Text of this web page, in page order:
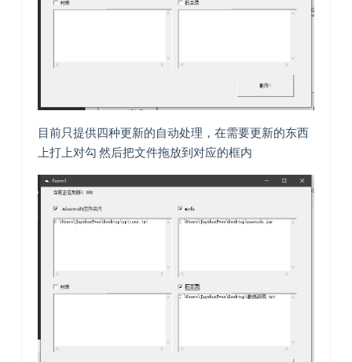
目前只提供四种更新的自动处理，在需要更新的东西
上打上对勾 然后把文件拖放到对应的框内